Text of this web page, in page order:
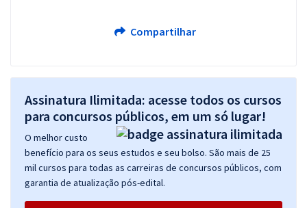
Compartilhar
Assinatura Ilimitada: acesse todos os cursos
para concursos públicos, em um só lugar!
O melhor custo
benefício para os seus estudos e seu bolso. São mais de 25
mil cursos para todas as carreiras de concursos públicos, com
garantia de atualização pós-edital.